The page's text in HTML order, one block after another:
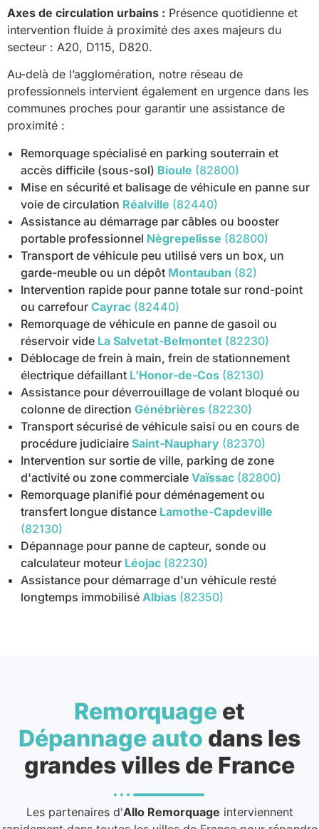
Axes de circulation urbains : Présence quotidienne et
intervention fluide à proximité des axes majeurs du
secteur : A20, D115, D820.
Au-delà de l’agglomération, notre réseau de
professionnels intervient également en urgence dans les
communes proches pour garantir une assistance de
proximité :
Remorquage spécialisé en parking souterrain et
accès difficile (sous-sol) Bioule (82800)
Mise en sécurité et balisage de véhicule en panne sur
voie de circulation Réalville (82440)
Assistance au démarrage par câbles ou booster
portable professionnel Nègrepelisse (82800)
Transport de véhicule peu utilisé vers un box, un
garde-meuble ou un dépôt Montauban (82)
Intervention rapide pour panne totale sur rond-point
ou carrefour Cayrac (82440)
Remorquage de véhicule en panne de gasoil ou
réservoir vide La Salvetat-Belmontet (82230)
Déblocage de frein à main, frein de stationnement
électrique défaillant L'Honor-de-Cos (82130)
Assistance pour déverrouillage de volant bloqué ou
colonne de direction Génébrières (82230)
Transport sécurisé de véhicule saisi ou en cours de
procédure judiciaire Saint-Nauphary (82370)
Intervention sur sortie de ville, parking de zone
d'activité ou zone commerciale Vaïssac (82800)
Remorquage planifié pour déménagement ou
transfert longue distance Lamothe-Capdeville
(82130)
Dépannage pour panne de capteur, sonde ou
calculateur moteur Léojac (82230)
Assistance pour démarrage d'un véhicule resté
longtemps immobilisé Albias (82350)
Remorquage et
Dépannage auto dans les
grandes villes de France
Les partenaires d'Allo Remorquage interviennent